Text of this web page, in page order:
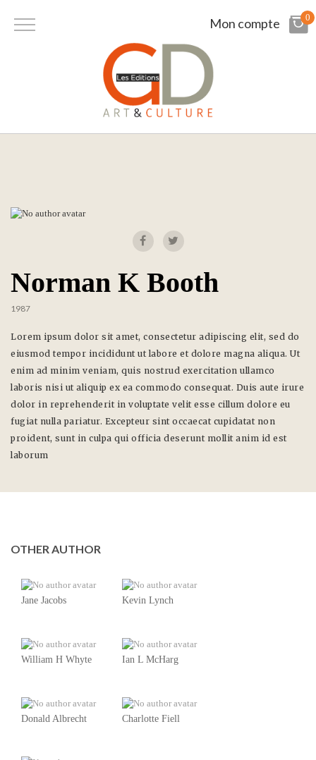
Mon compte 0
Norman K Booth
1987
Lorem ipsum dolor sit amet, consectetur adipiscing elit, sed do
eiusmod tempor incididunt ut labore et dolore magna aliqua. Ut
enim ad minim veniam, quis nostrud exercitation ullamco
laboris nisi ut aliquip ex ea commodo consequat. Duis aute irure
dolor in reprehenderit in voluptate velit esse cillum dolore eu
fugiat nulla pariatur. Excepteur sint occaecat cupidatat non
proident, sunt in culpa qui officia deserunt mollit anim id est
laborum
OTHER AUTHOR
Jane Jacobs Kevin Lynch
William H Whyte Ian L McHarg
Donald Albrecht Charlotte Fiell